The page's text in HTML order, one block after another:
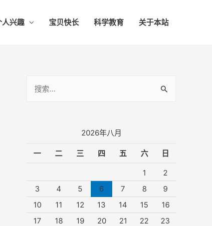
人兴趣 宝贝快长 科学教育 关于本站
2026年八月
一 二 三 四 五 六 日
1
2
3
4 5 6 7 8
9
10
11 12 13 14 15
16
17
18 19 20 21 22
23